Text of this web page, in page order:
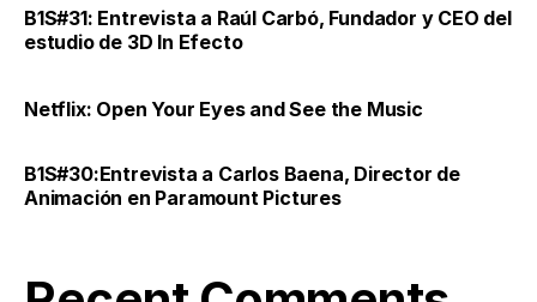
B1S#31: Entrevista a Raúl Carbó, Fundador y CEO del
estudio de 3D In Efecto
Netflix: Open Your Eyes and See the Music
B1S#30:Entrevista a Carlos Baena, Director de
Animación en Paramount Pictures